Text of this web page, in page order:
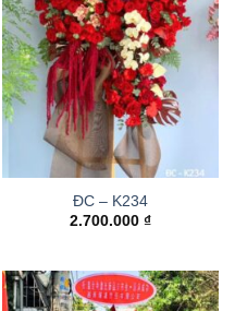
ĐC – K234
2.700.000 ₫